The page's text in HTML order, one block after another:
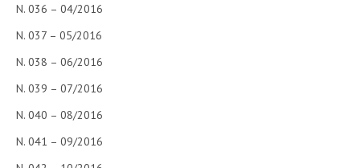
N. 036 – 04/2016
N. 037 – 05/2016
N. 038 – 06/2016
N. 039 – 07/2016
N. 040 – 08/2016
N. 041 – 09/2016